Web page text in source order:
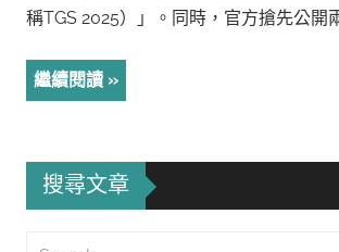
稱TGS 2025）」。同時，官方搶先公開
繼續閱讀
搜尋文章
Search